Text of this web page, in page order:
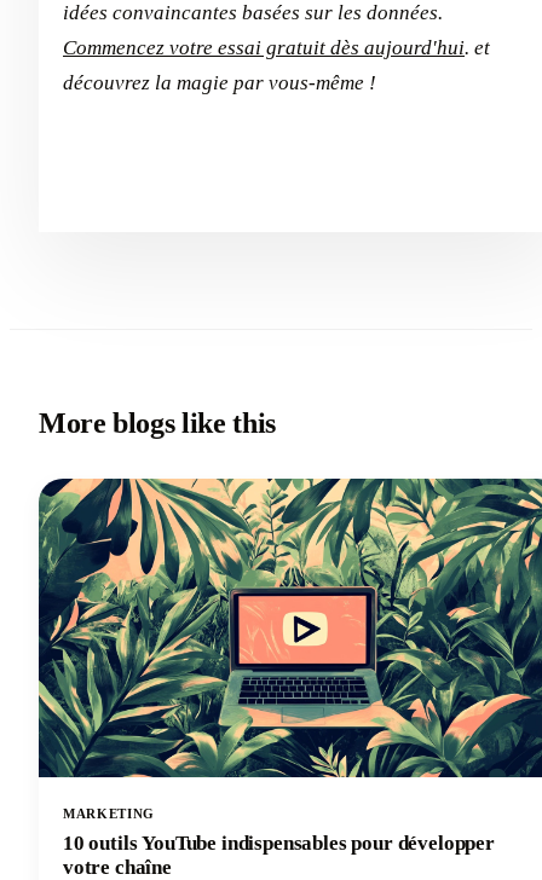
idées convaincantes basées sur les données.
Commencez votre essai gratuit dès aujourd'hui. et
découvrez la magie par vous-même !
More blogs like this
MARKETING
10 outils YouTube indispensables pour développer
votre chaîne